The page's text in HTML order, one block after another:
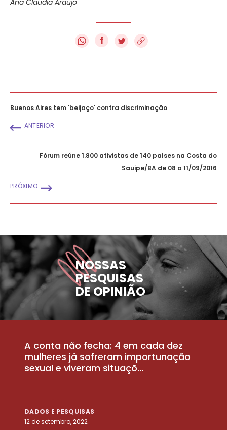
f
Buenos Aires tem 'beijaço' contra discriminação
ANTERIOR
Fórum reúne 1.800 ativistas de 140 países na Costa do
Sauipe/BA de 08 a 11/09/2016
PRÓXIMO
NOSSAS
PESQUISAS
DE OPINIÃO
A conta não fecha: 4 em cada dez
mulheres já sofreram importunação
sexual e viveram situaçõ...
DADOS E PESQUISAS
12 de setembro, 2022